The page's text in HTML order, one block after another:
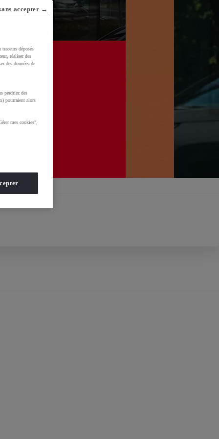
déposés
réaliser des
des données de
perdriez des
pourraient alors
mes cookies",
accepter →